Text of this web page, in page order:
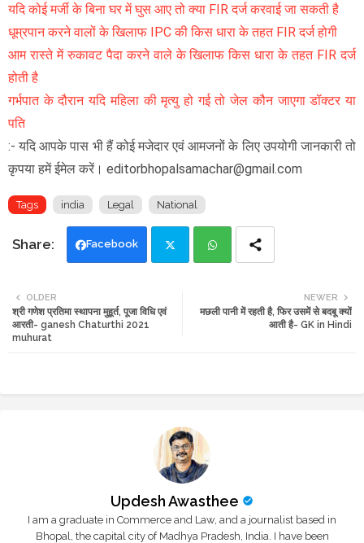
यदि कोई मर्जी के बिना घर में घुस आए तो क्या FIR दर्ज करवाई जा सकती है
धूम्रपान करने वालों के खिलाफ IPC की किस धारा के तहत FIR दर्ज होगी
आम रास्ते में रुकावट पैदा करने वाले के खिलाफ किस धारा के तहत FIR दर्ज
होती है
गर्भपात के दौरान यदि महिला की मृत्यु हो गई तो जेल कौन जाएगा डॉक्टर या
पति
:- यदि आपके पास भी हैं कोई मजेदार एवं आमजनों के लिए उपयोगी जानकारी तो
कृपया हमें ईमेल करें। editorbhopalsamachar@gmail.com
Tags india Legal National
Facebook
tte ats
NEWER
मछली पानी में रहती है, फिर उसमें से बदबू क्यों
आती है- GK in Hindi
OLDER
श्री गणेश प्रतिमा स्थापना मुहूर्त, पूजा विधि एवं
आरती- ganesh Chaturthi 2021
muhurat
Updesh Awasthee
I am a graduate in Commerce and Law, and a journalist based in
Bhopal, the capital city of Madhya Pradesh, India. I have been